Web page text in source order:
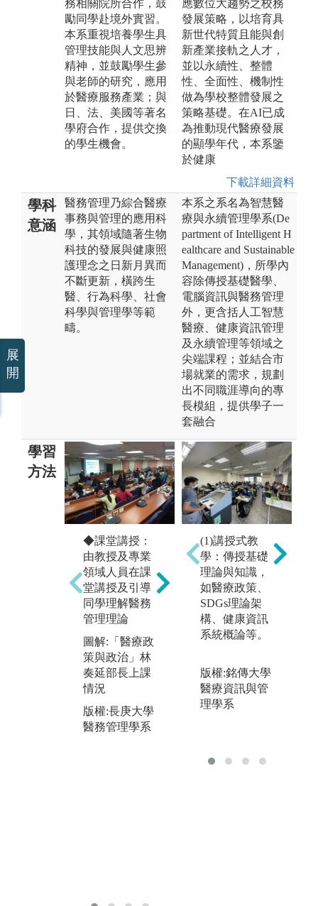
務相關院所合作，鼓
勵同學赴境外實習。
本系重視培養學生具
管理技能與人文思辨
精神，並鼓勵學生參
與老師的研究，應用
於醫療服務產業；與
日、法、美國等著名
學府合作，提供交換
的學生機會。
應數位大趨勢之校務
發展策略，以培育具
新世代特質且能與創
新產業接軌之人才，
並以永續性、整體
性、全面性、機制性
做為學校整體發展之
策略基礎。在AI已成
為推動現代醫療發展
的顯學年代，本系鑒
於健康
下載詳細資料
學科
意涵
醫務管理乃綜合醫療
事務與管理的應用科
學，其領域隨著生物
科技的發展與健康照
護理念之日新月異而
不斷更新，橫跨生
醫、行為科學、社會
科學與管理學等範
疇。
本系之系名為智慧醫
療與永續管理學系(De
partment of Intelligent H
ealthcare and Sustainable
Management)，所學內
容除傳授基礎醫學、
電腦資訊與醫務管理
外，更含括人工智慧
醫療、健康資訊管理
及永續管理等領域之
尖端課程；並結合市
場就業的需求，規劃
出不同職涯導向的專
長模組，提供學子一
套融合
學習
方法
◆課堂講授：
由教授及專業
領域人員在課
堂講授及引導
同學理解醫務
管理理論
圖解:「醫療政
策與政治」林
奏延部長上課
情況
版權:長庚大學
醫務管理學系
◆團隊學習：
課程設計讓同
學有多次分組
合作機會，學
習與他人合作
圖解:在長庚醫
院實習的同學
改善
版權:長庚大學
醫務管理學系
(1)講授式教
學：傳授基礎
理論與知識，
如醫療政策、
SDGs理論架
構、健康資訊
系統概論等。
版權:銘傳大學
醫療資訊與管
理學系
展
開